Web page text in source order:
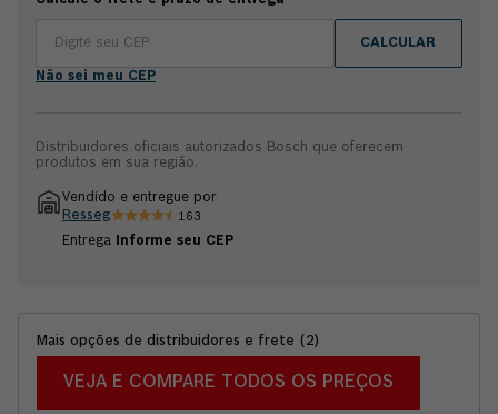
intruções. O produto não acompanha bateria. A ferramenta é
anos Bosch.
CALCULAR
Não sei meu CEP
Distribuidores oficiais autorizados Bosch que oferecem
produtos em sua região.
Vendido e entregue por
Resseg
163
Entrega Informe seu CEP
Mais opções de distribuidores e frete ( 2)
VEJA E COMPARE TODOS OS PREÇOS